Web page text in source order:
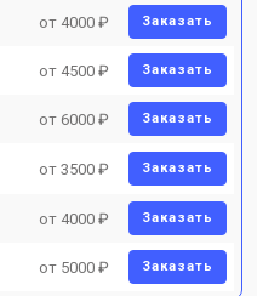
от 4000 ₽ Заказать
от 4500 ₽ Заказать
от 6000 ₽ Заказать
от 3500 ₽ Заказать
от 4000 ₽ Заказать
от 5000 ₽ Заказать